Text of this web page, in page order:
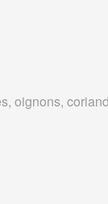
oignons,